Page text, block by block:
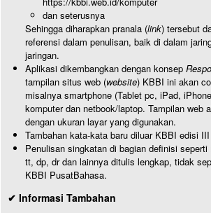
dan seterusnya
Sehingga diharapkan pranala (link) tersebut
referensi dalam penulisan, baik di dalam
jaringan.
Aplikasi dikembangkan dengan konsep
tampilan situs web (website) KBBI ini akan
misalnya smartphone (Tablet pc, iPad,
komputer dan netbook/laptop. Tampilan web
dengan ukuran layar yang digunakan.
Tambahan kata-kata baru diluar KBBI edisi III
Penulisan singkatan di bagian definisi
tt, dp, dr dan lainnya ditulis lengkap, tidak
KBBI PusatBahasa.
✔ Informasi Tambahan